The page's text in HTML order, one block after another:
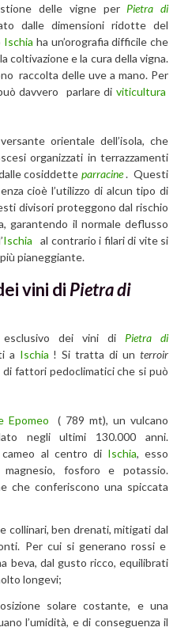
delle vigne per Pietra di
dalle dimensioni ridotte del
Ischia ha un’orografia difficile che
coltivazione e la cura della vigna.
raccolta delle uve a mano. Per
davvero parlare di viticultura
orientale dell’isola, che
organizzati in terrazzamenti
cosiddette parracine . Questi
cioè l’utilizzo di alcun tipo di
divisori proteggono dal rischio
garantendo il normale deflusso
Ischia al contrario i filari di vite si
pianeggiante.
vini di Pietra di
dei vini di Pietra di
a Ischia ! Si tratta di un terroir
fattori pedoclimatici che si può
Epomeo ( 789 mt), un vulcano
negli ultimi 130.000 anni.
al centro di Ischia, esso
fosforo e potassio.
che conferiscono una spiccata
collinari, ben drenati, mitigati dal
Per cui si generano rossi e
beva, dal gusto ricco, equilibrati
longevi;
solare costante, e una
l’umidità, e di conseguenza il